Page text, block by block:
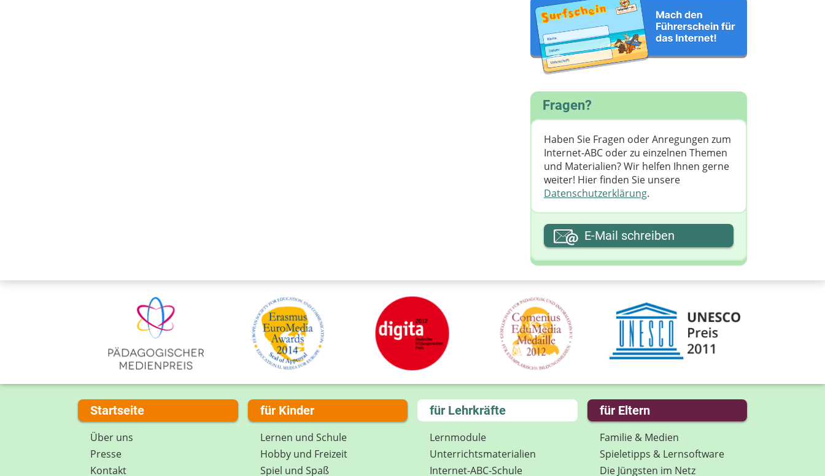
Fragen?
Haben Sie Fragen oder Anregungen zum
Internet-ABC oder zu einzelnen Themen
und Materialien? Wir helfen Ihnen gerne
weiter! ​Hier finden Sie unsere
Datenschutzerklärung.
Ihre E-Mail-Adresse
Ihre Nachricht
E-Mail schreiben
Startseite
Über uns
Presse
Kontakt
für Kinder
Lernen und Schule
Hobby und Freizeit
Spiel und Spaß
für Lehrkräfte
Lernmodule
Unterrichts­materialien
Internet-ABC-Schule
für Eltern
Familie & Medien
Spieletipps & Lernsoftware
Die Jüngsten im Netz